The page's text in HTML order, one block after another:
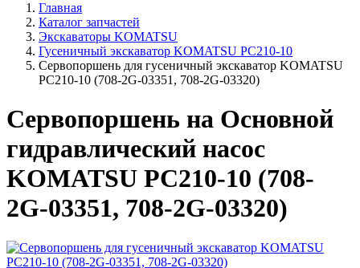
Главная
Каталог запчастей
Экскаваторы KOMATSU
Гусеничный экскаватор KOMATSU PC210-10
Сервопоршень для гусеничный экскаватор KOMATSU
PC210-10 (708-2G-03351, 708-2G-03320)
Сервопоршень на Основной
гидравлический насос
KOMATSU PC210-10 (708-
2G-03351, 708-2G-03320)